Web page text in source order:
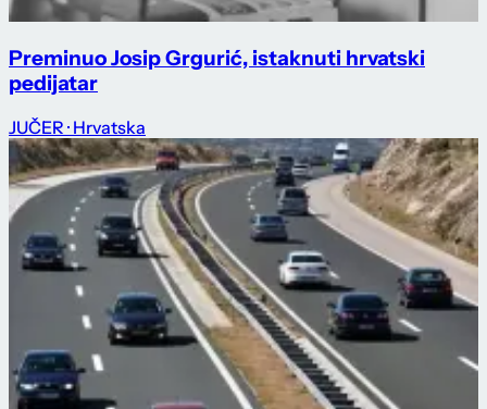
Preminuo Josip Grgurić, istaknuti hrvatski
pedijatar
JUČER · Hrvatska